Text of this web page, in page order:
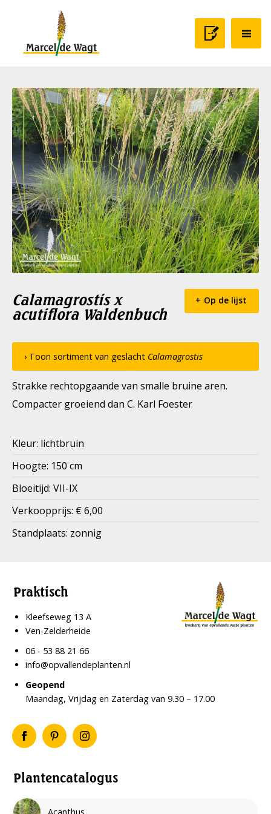
Calamagrostis x
acutiflora Waldenbuch
Op de lijst
› Toon sortiment van geslacht Calamagrostis
Strakke rechtopgaande van smalle bruine aren.
Compacter groeiend dan C. Karl Foester
Kleur: lichtbruin
Hoogte: 150 cm
Bloeitijd: VII-IX
Verkoopprijs: € 6,00
Standplaats: zonnig
Plantencatalogus
Praktisch
Kleefseweg 13 A
Ven-Zelderheide
06 - 53 88 21 66
info@opvallendeplanten.nl
Geopend
Maandag, Vrijdag en Zaterdag van 9.30 – 17.00